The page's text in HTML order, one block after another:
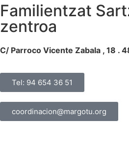
Familientzat
zentroa
C/ Parroco Vicente Zabala , 18 .
Tel: 94 654 36 51
coordinacion@margotu.org